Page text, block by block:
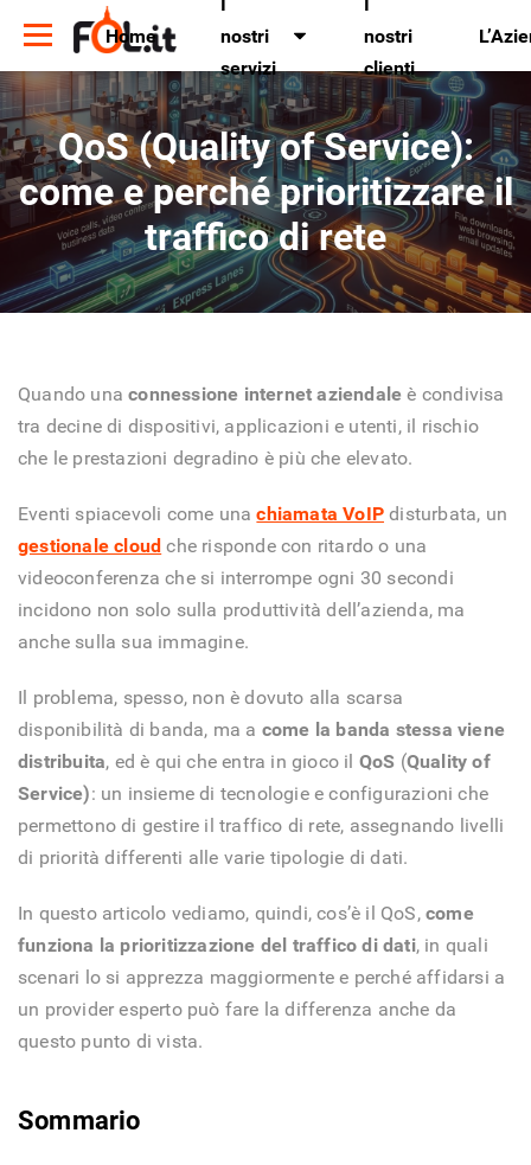
Home
nostri
servizi
nostri
clienti
QoS (Quality of Service):
come e perché prioritizzare il
traffico di rete
Quando unaconnessione internet aziendale è condivisa
tra decine di dispositivi, applicazioni e utenti, il rischio
che le prestazioni degradino è più che elevato.
Eventi spiacevoli come unachiamata VoIP disturbata, un
gestionale cloud che risponde con ritardo o una
videoconferenza che si interrompe ogni 30 secondi
incidono non solo sulla produttività dell’azienda, ma
anche sulla sua immagine.
Il problema, spesso, non è dovuto alla scarsa
disponibilità di banda, ma a come la banda stessa viene
distribuita, ed è qui che entra in gioco il QoS (Quality of
Service): un insieme di tecnologie e configurazioni che
permettono di gestire il traffico di rete, assegnando livelli
di priorità differenti alle varie tipologie di dati.
In questo articolo vediamo, quindi, cos’è il QoS, come
funziona la prioritizzazione del traffico di dati, in quali
scenari lo si apprezza maggiormente e perché affidarsi a
un provider esperto può fare la differenza anche da
questo punto di vista.
Sommario